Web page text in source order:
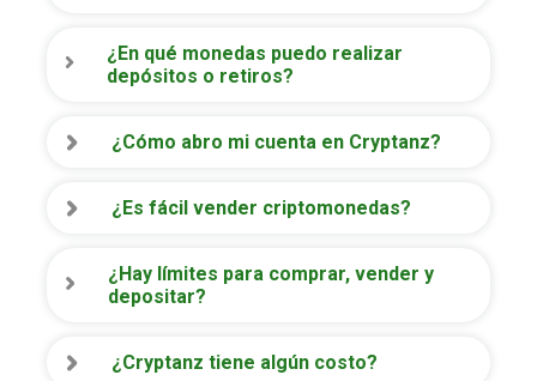
¿En qué monedas puedo realizar
depósitos o retiros?
¿Cómo abro mi cuenta en Cryptanz?
¿Es fácil vender criptomonedas?
¿Hay límites para comprar, vender y
depositar?
¿Cryptanz tiene algún costo?